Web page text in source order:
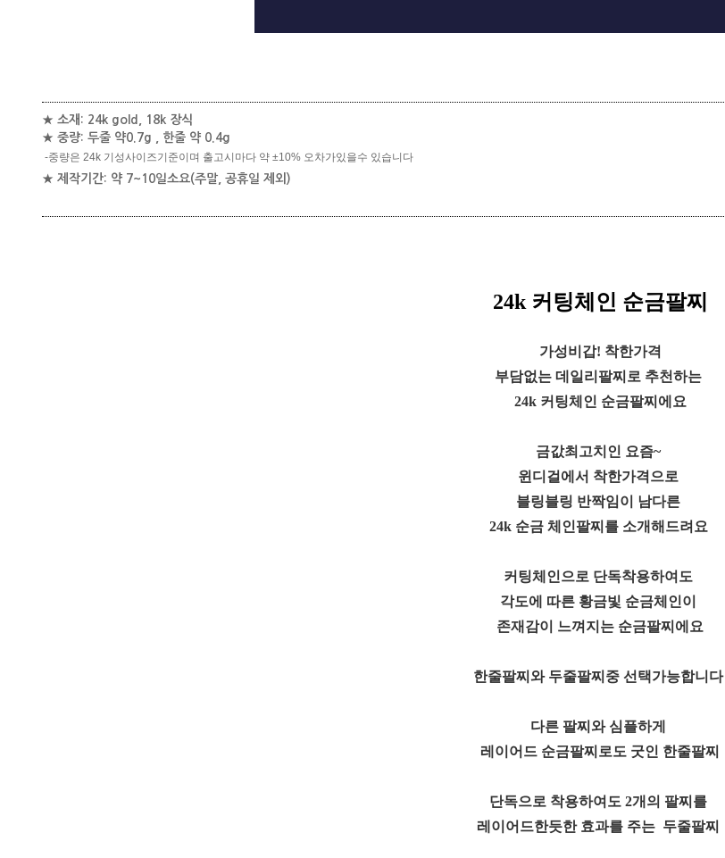
★ 소재: 24k gold, 18k 장식
★ 중량: 두줄 약0.7g , 한줄 약 0.4g
-중량은 24k 기성사이즈기준이며 출고시마다 약 ±10% 오차가있을수 있습니다
★ 제작기간: 약 7~10일소요(주말, 공휴일 제외)
24k 커팅체인 순금팔찌
가성비갑! 착한가격
부담없는 데일리팔찌로 추천하는
24k 커팅체인 순금팔찌에요
금값최고치인 요즘~
윈디걸에서 착한가격으로
블링블링 반짝임이 남다른
24k 순금 체인팔찌를 소개해드려요
커팅체인으로 단독착용하여도
각도에 따른 황금빛 순금체인이
존재감이 느껴지는 순금팔찌에요
한줄팔찌와 두줄팔찌중 선택가능합니다
다른 팔찌와 심플하게
레이어드 순금팔찌로도 굿인 한줄팔찌
단독으로 착용하여도 2개의 팔찌를
레이어드한듯한 효과를 주는 두줄팔찌